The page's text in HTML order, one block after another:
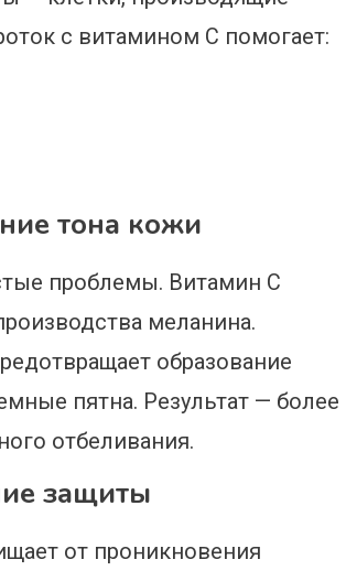
с витамином С помогает:
тона кожи
проблемы. Витамин С
меланина.
образование
пятна. Результат — более
отбеливания.
защиты
от проникновения